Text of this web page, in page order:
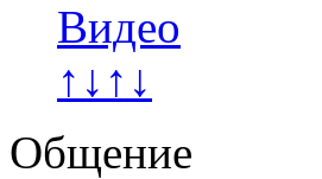
Видео
↑↓↑↓
Общение